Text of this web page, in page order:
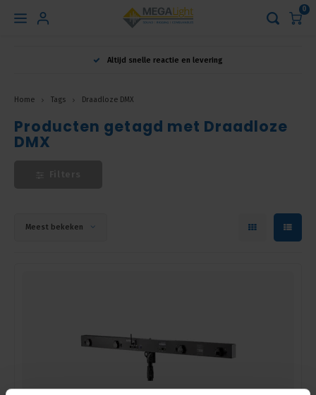
Hoofdmenu
Nederlands
0
Altijd snelle reactie en levering
Home Tags Draadloze DMX
Producten getagd met Draadloze
DMX
Meest bekeken